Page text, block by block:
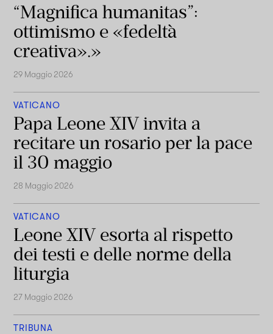
“Magnifica humanitas”:
ottimismo e «fedeltà
creativa».»
29 Maggio 2026
VATICANO
Papa Leone XIV invita a
recitare un rosario per la pace
il 30 maggio
28 Maggio 2026
VATICANO
Leone XIV esorta al rispetto
dei testi e delle norme della
liturgia
27 Maggio 2026
TRIBUNA